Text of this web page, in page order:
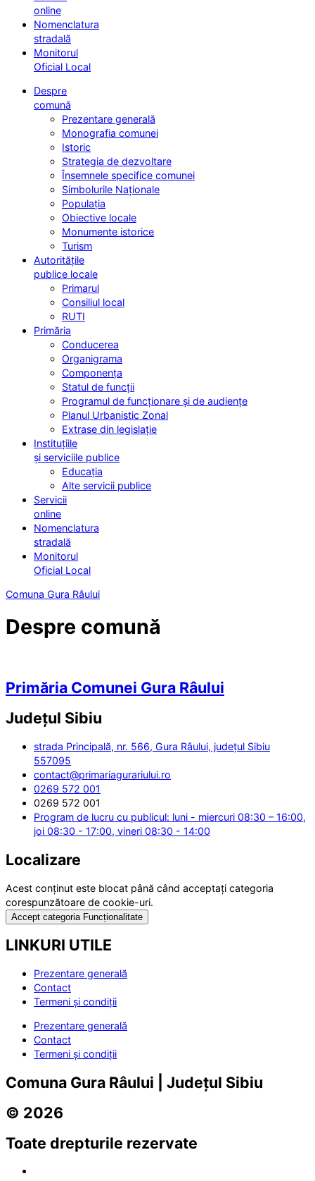
online
Nomenclatura
stradală
Monitorul
Oficial Local
Despre
comună
Prezentare generală
Monografia comunei
Istoric
Strategia de dezvoltare
Însemnele specifice comunei
Simbolurile Naționale
Populația
Obiective locale
Monumente istorice
Turism
Autoritățile
publice locale
Primarul
Consiliul local
RUTI
Primăria
Conducerea
Organigrama
Componența
Statul de funcții
Programul de funcționare și de audiențe
Planul Urbanistic Zonal
Extrase din legislație
Instituțiile
și serviciile publice
Educația
Alte servicii publice
Servicii
online
Nomenclatura
stradală
Monitorul
Oficial Local
Comuna Gura Râului
Despre comună
Primăria Comunei Gura Râului
Județul Sibiu
strada Principală, nr. 566, Gura Râului, județul Sibiu
557095
contact@primariagurariului.ro
0269 572 001
0269 572 001
Program de lucru cu publicul: luni - miercuri 08:30 – 16:00,
joi 08:30 - 17:00, vineri 08:30 - 14:00
Localizare
Acest conținut este blocat până când acceptați categoria
corespunzătoare de cookie-uri.
Accept categoria Funcționalitate
LINKURI UTILE
Prezentare generală
Contact
Termeni și condiții
Prezentare generală
Contact
Termeni și condiții
Comuna Gura Râului | Județul Sibiu
© 2026
Toate drepturile rezervate